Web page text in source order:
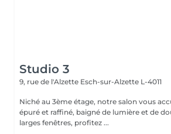
Studio 3
9, rue de l'Alzette Esch-sur-Alzette L-4011
Niché au 3ème étage, notre salon vous
épuré et raffiné, baigné de lumière et de
larges fenêtres, profitez ...